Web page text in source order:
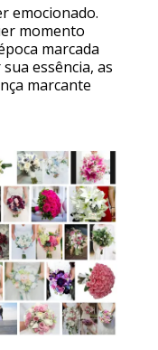
emocionado.
momento
marcada
essência, as
marcante